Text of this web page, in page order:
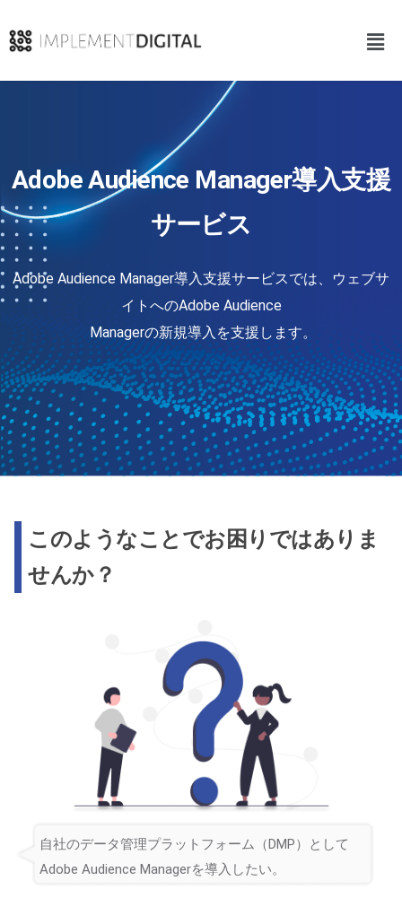
Adobe Audience Manager導入支援
サービス
Adobe Audience Manager導入支援サービスでは、ウェブサ
イトへのAdobe Audience
Managerの新規導入を支援します。
このようなことでお困りではありま
せんか？
自社のデータ管理プラットフォーム（DMP）として
Adobe Audience Managerを導入したい。